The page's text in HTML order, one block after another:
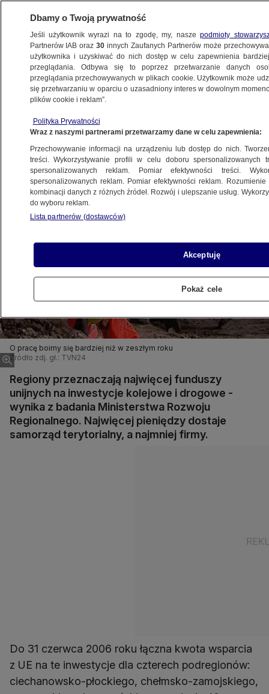
BIZNES
NAJNOWSZE
16.07.2007, 15:50Aktualizacja: 16.07.2007, 15:55
Udostępnij
O pracę boimy się bardziej niż w zeszłym roku
Źródło zdj. gł.: TVN24
Regiony przeznaczają najwięcej funduszy
unijnych na inwestycje kolejowe i drogowe -
wynika z badania Ministerstwa Rozwoju
Regionalnego. Najwięcej pieniędzy dostaje
samorząd terytorialny, a najmniej firmy.
Do 31 czerwca 2006 roku łączna kwota wsparcia
z UE na te inwestycje dla czterech podregionów:
ciechanowsko-płockiego, chełmsko-zamojskiego,
Dbamy o Twoją prywatność
Jeśli użytkownik wyrazi na to zgodę, my, naszepodmioty
Partnerów IAB oraz30 innych Zaufanych Partnerów może
użytkownika i uzyskiwać do nich dostęp w celu zapewnienia
przeglądania. Odbywa się to poprzez przetwarzanie danych
przeglądania przechowywanych w plikach cookie. Użytkownik może
się przetwarzaniu w oparciu o uzasadniony interes w dowolnym
plików cookie i reklam”.
Polityka Prywatności
Wraz z naszymi partnerami przetwarzamy dane w celu zapewnienia:
Przechowywanie informacji na urządzeniu lub dostęp do nich.
treści. Wykorzystywanie profili w celu doboru spersonalizowanych
spersonalizowanych reklam. Pomiar efektywności treści.
spersonalizowanych reklam. Pomiar efektywności reklam.
kombinacji danych z różnych źródeł. Rozwój i ulepszanie usług.
do wyboru reklam.
Lista partnerów (dostawców)
Akceptuję
Pokaż cele